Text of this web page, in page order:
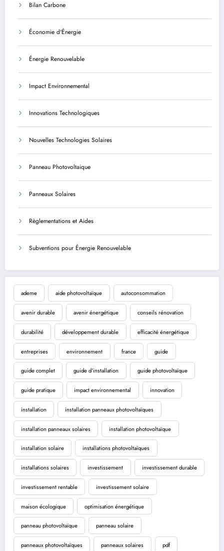
Bilan Carbone
Économie d'Énergie
Énergie Renouvelable
Impact Environnemental
Innovations Technologiques
Nouvelles Technologies Solaires
Panneau Photovoltaique
Panneaux Solaires
Règlementations et Aides
Subventions pour Énergie Renouvelable
ademe aide photovoltaïque autoconsommation
avenir durable avenir énergétique conseils rénovation
durabilité développement durable efficacité énergétique
entreprises environnement france guide
guide complet guide d'installation guide photovoltaïque
guide pratique impact environnemental innovation
installation installation panneaux photovoltaïques
installation panneaux solaires installation photovoltaïque
installation solaire installations photovoltaïques
installations solaires investissement investissement durable
investissement rentable investissement solaire
maison écologique optimisation énergétique
panneau photovoltaïque panneau solaire
panneaux photovoltaïques panneaux solaires pdf